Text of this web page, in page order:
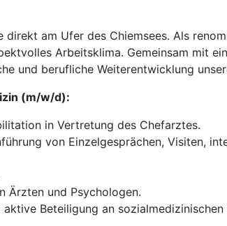
am Ufer des Chiemsees. Als
Arbeitsklima. Gemeinsam mit
und berufliche Weiterentwicklung
(m/w/d):
in Vertretung des Chefarztes.
von Einzelgesprächen, Visiten,
Ärzten und Psychologen.
Beteiligung an